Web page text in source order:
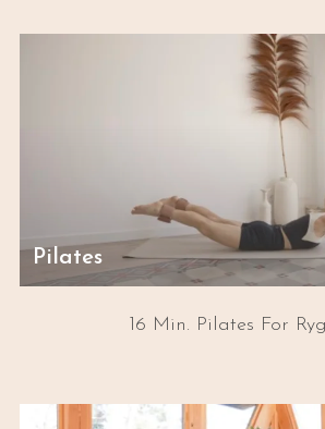
Pilates
16 Min. Pilates For